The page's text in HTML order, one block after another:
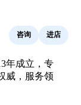
咨询 进店
年成立，专
威，服务领